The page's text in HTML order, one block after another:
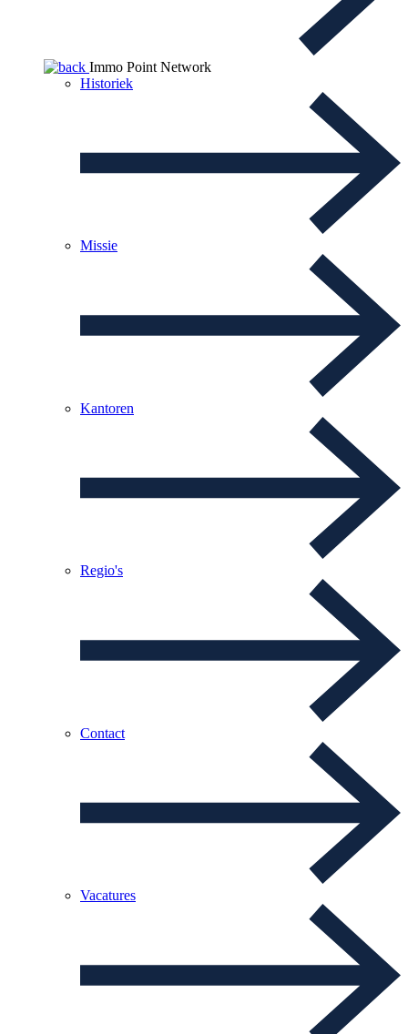
Immo Point Network
Historiek
Missie
Kantoren
Regio's
Contact
Vacatures